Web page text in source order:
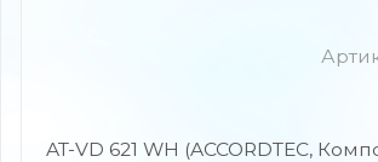
AT-VD 621 WH (ACCORDTEC,